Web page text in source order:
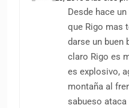
Desde hace
que Rigo mas
darse un buen
claro Rigo es
es explosivo,
montaña al
sabueso